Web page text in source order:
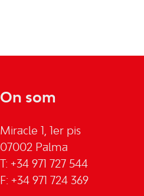
On som
Miracle 1, 1er pis
07002 Palma
T: +34 971 727 544
F: +34 971 724 369